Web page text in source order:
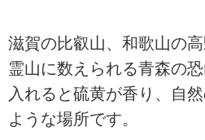
滋賀の比叡山、和歌山の
霊山に数えられる青森の
入れると硫黄が香り、自
ような場所です。